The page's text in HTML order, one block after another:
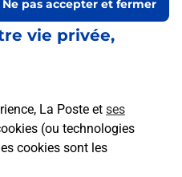
vie privée,
La Poste et ses
(ou technologies
cookies sont les
Ne pas accepter et fermer
un
depuis un
une
?